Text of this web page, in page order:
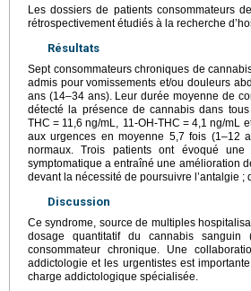
Les dossiers de patients consommateurs
rétrospectivement étudiés à la recherche
Résultats
Sept consommateurs chroniques de
admis pour vomissements et/ou douleurs
ans (14–34 ans). Leur durée moyenne de
détecté la présence de cannabis dans
THC = 11,6 ng/mL, 11-OH-THC = 4,1 ng/mL
aux urgences en moyenne 5,7 fois (1–12
normaux. Trois patients ont évoqué
symptomatique a entraîné une amélioration
devant la nécessité de poursuivre l’antalgie
Discussion
Ce syndrome, source de multiples
dosage quantitatif du cannabis sanguin
consommateur chronique. Une
addictologie et les urgentistes est
charge addictologique spécialisée.